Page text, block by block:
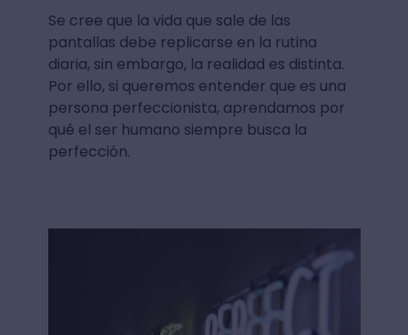
Se cree que la vida que sale de las
pantallas debe replicarse en la rutina
diaria, sin embargo, la realidad es distinta.
Por ello, si queremos entender que es una
persona perfeccionista, aprendamos por
qué el ser humano siempre busca la
perfección.